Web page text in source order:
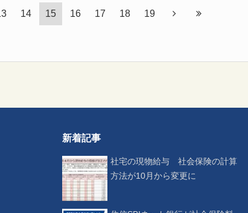
14 15 16 17 18 19
新着記事
社宅の現物給与 社会保険の計算
方法が10月から変更に